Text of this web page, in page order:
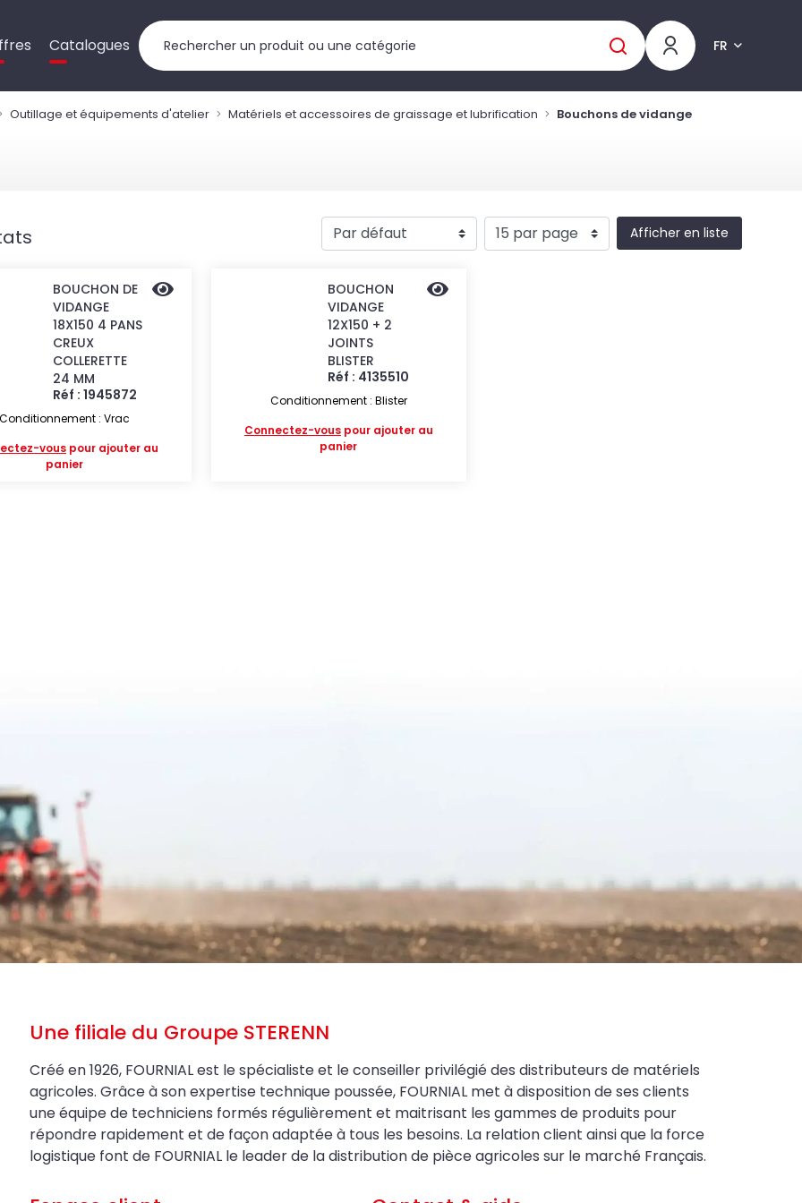
Catalogues FR
Outillage et équipements d'atelier Matériels et accessoires de graissage et lubrification Bouchons de vidange
Afficher en liste
BOUCHON DE
VIDANGE
18X150 4 PANS
CREUX
COLLERETTE
24 MM
Réf : 1945872
: Vrac
vous pour ajouter au
panier
BOUCHON
VIDANGE
12X150 + 2
JOINTS
BLISTER
Réf : 4135510
Conditionnement : Blister
Connectez-vouspour ajouter au
panier
Une filiale du Groupe STERENN
Créé en 1926, FOURNIAL est le spécialiste et le conseiller privilégié des distributeurs de matériels
agricoles. Grâce à son expertise technique poussée, FOURNIAL met à disposition de ses clients
une équipe de techniciens formés régulièrement et maitrisant les gammes de produits pour
répondre rapidement et de façon adaptée à tous les besoins. La relation client ainsi que la force
logistique font de FOURNIAL le leader de la distribution de pièce agricoles sur le marché Français.